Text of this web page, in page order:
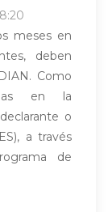
meses en
deben
Como
en la
o
a través
de